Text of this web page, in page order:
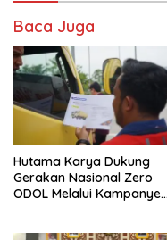
Baca Juga
Hutama Karya Dukung
Gerakan Nasional Zero
ODOL Melalui Kampanye